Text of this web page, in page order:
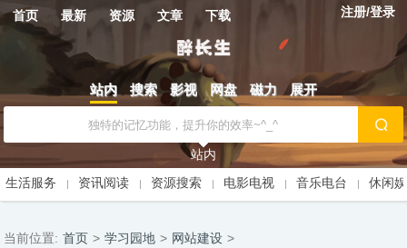
首页 最新 资源 文章 下载 注册/登录
站内 搜索 影视 网盘 磁力 展开
站内
生活服务
资讯阅读 资源搜索 电影电视 音乐电台 休闲
当前位置: 首页 > 学习园地 > 网站建设 >